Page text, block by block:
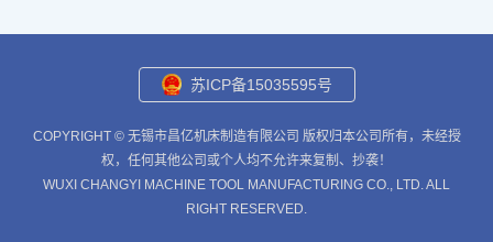
苏ICP备15035595号
COPYRIGHT © 无锡市昌亿机床制造有限公司 版权归本公司所有，未经授
权，任何其他公司或个人均不允许来复制、抄袭！
WUXI CHANGYI MACHINE TOOL MANUFACTURING CO., LTD. ALL
RIGHT RESERVED.